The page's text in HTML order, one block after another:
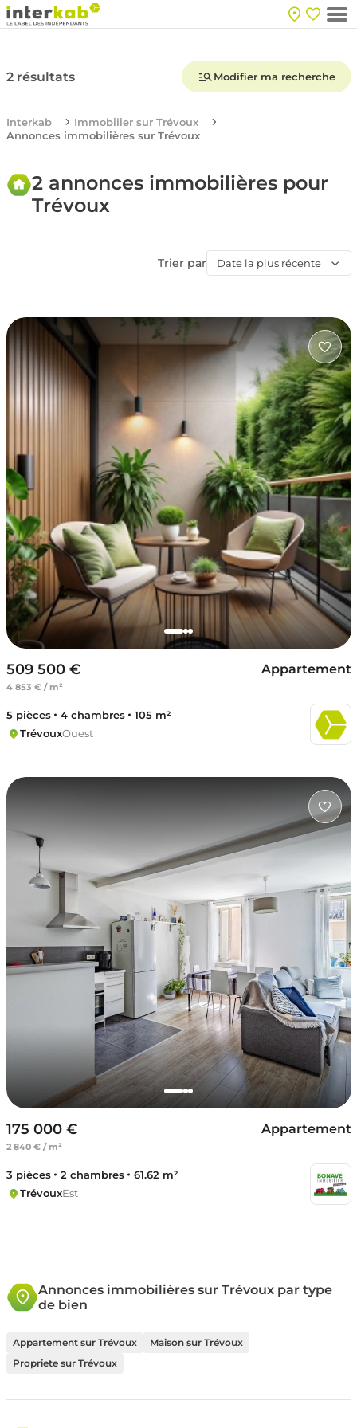
2 résultats Modifier ma recherche
Interkab
Immobilier sur Trévoux
Annonces immobilières sur Trévoux
2 annonces immobilières pour
Trévoux
Trier par Date la plus récente
509 500 €
4 853 € / m²
Appartement
5 pièces 4 chambres
105 m²
TrévouxOuest
175 000 €
2 840 € / m²
Appartement
3 pièces 2 chambres
61.62 m²
TrévouxEst
Annonces immobilières sur Trévoux par type
de bien
Appartement sur Trévoux
Maison sur Trévoux
Propriete sur Trévoux